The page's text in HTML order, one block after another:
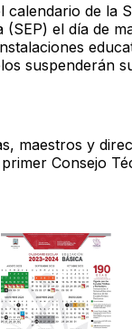
calendario de la
(SEP) el día de
suspenderán
maestros y
Consejo